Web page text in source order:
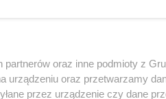
partnerów oraz inne podmioty z
urządzeniu oraz przetwarzamy
przez urządzenie czy dane